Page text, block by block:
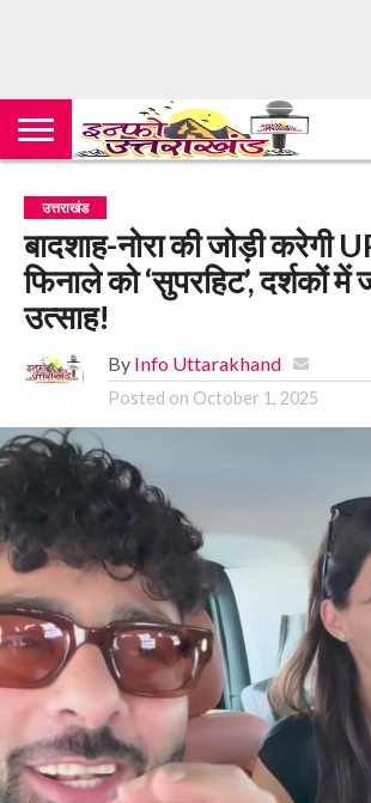
उत्तराखंड
बादशाह-नोरा की जोड़ी करेगी
फिनाले को ‘सुपरहिट’, दर्शकों
उत्साह!
By Info Uttarakhand
Posted on October 1, 2025